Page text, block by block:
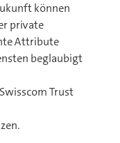
können
private
Attribute
beglaubigt
Trust